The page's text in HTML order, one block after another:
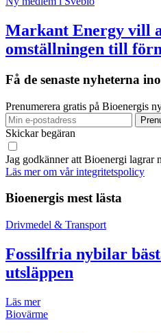
Markant Energy vill
omställningen till
Få de senaste nyheterna
Prenumerera gratis på Bioenergis
Skickar begäran
Jag godkänner att Bioenergi lagrar
Läs mer om vår integritetspolicy
Bioenergis mest lästa
Drivmedel & Transport
Fossilfria nybilar
utsläppen
Läs mer
Biovärme